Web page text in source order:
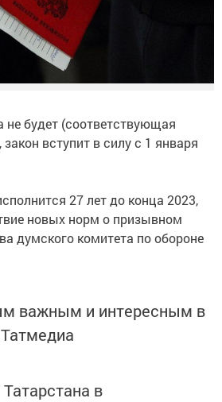
не будет (соответствующая
вступит в силу с 1 января
27 лет до конца 2023,
новых норм о призывном
думского комитета по обороне
важным и интересным в
Татмедиа
в